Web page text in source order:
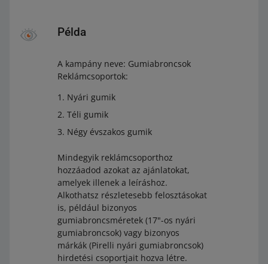
Példa
A kampány neve: Gumiabroncsok
Reklámcsoportok:
Nyári gumik
Téli gumik
Négy évszakos gumik
Mindegyik reklámcsoporthoz
hozzáadod azokat az ajánlatokat,
amelyek illenek a leíráshoz.
Alkothatsz részletesebb felosztásokat
is, például bizonyos
gumiabroncsméretek (17"-os nyári
gumiabroncsok) vagy bizonyos
márkák (Pirelli nyári gumiabroncsok)
hirdetési csoportjait hozva létre.